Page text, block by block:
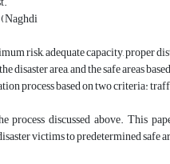
risk, adequate capacity, proper
area, and the safe areas
process based on two criteria:
discussed above. This
victims to predetermined safe